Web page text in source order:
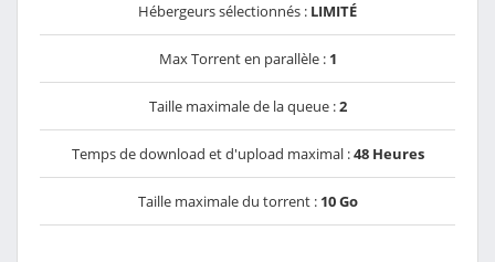
Hébergeurs sélectionnés : LIMITÉ
Max Torrent en parallèle : 1
Taille maximale de la queue :2
Temps de download et d'upload maximal :48 Heures
Taille maximale du torrent : 10 Go